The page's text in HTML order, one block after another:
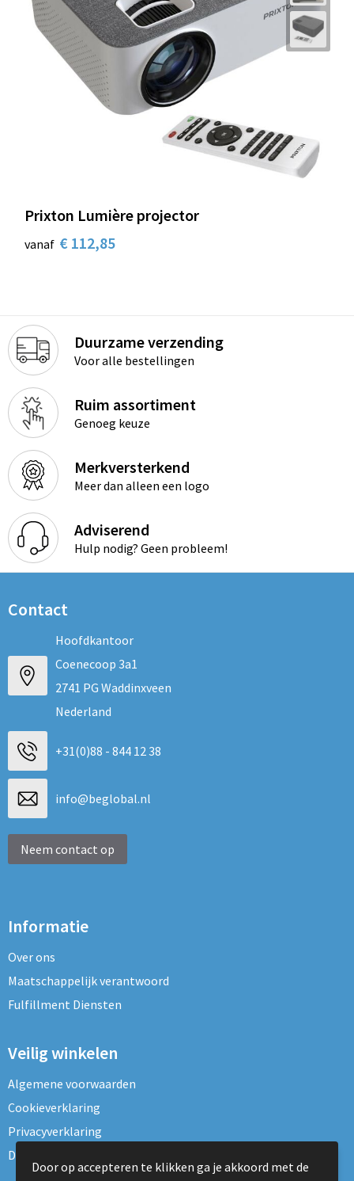
Prixton Lumière projector
vanaf € 112,85
Duurzame verzending
Voor alle bestellingen
Ruim assortiment
Genoeg keuze
Merkversterkend
Meer dan alleen een logo
Adviserend
Hulp nodig? Geen probleem!
Contact
Hoofdkantoor
Coenecoop 3a1
2741 PG Waddinxveen
Nederland
+31(0)88 - 844 12 38
info@beglobal.nl
Neem contact op
Informatie
Over ons
Maatschappelijk verantwoord
Fulfillment Diensten
Veilig winkelen
Algemene voorwaarden
Cookieverklaring
Privacyverklaring
Disclaimer
Door op accepteren te klikken ga je akkoord met de